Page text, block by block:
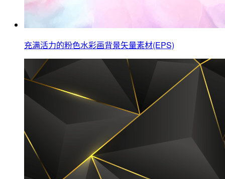
充满活力的粉色水彩画背景矢量素材(EPS)